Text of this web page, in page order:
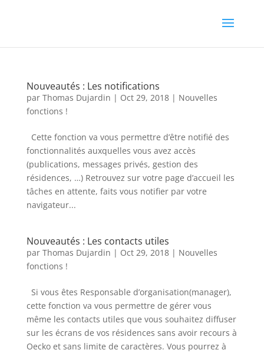
Nouveautés : Les notifications
par Thomas Dujardin | Oct 29, 2018| Nouvelles
fonctions !
Cette fonction va vous permettre d’être notifié des
fonctionnalités auxquelles vous avez accès
(publications, messages privés, gestion des
résidences, …) Retrouvez sur votre page d’accueil les
tâches en attente, faits vous notifier par votre
navigateur...
Nouveautés : Les contacts utiles
par Thomas Dujardin | Oct 29, 2018| Nouvelles
fonctions !
Si vous êtes Responsable d’organisation(manager),
cette fonction va vous permettre de gérer vous
même les contacts utiles que vous souhaitez diffuser
sur les écrans de vos résidences sans avoir recours à
Oecko et sans limite de caractères. Vous pourrez à